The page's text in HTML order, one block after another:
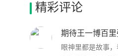
精彩评论
期待王一博百
眼神里都是故事